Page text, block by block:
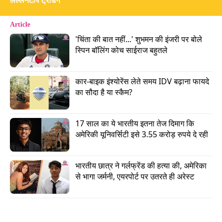
क्लासेन ने खेली तूफानी पारी
RCB के खिलाफ मैच में हेनरिक क्लासेन ने तूफानी पारी
खेली. उन्होंने 24 गेंदों पर 51 रन बनाए. इस शानदार पारी में
क्लासेन ने 2 चौके और 5 छक्के जड़े. IPL 2026 में यह
उनकी छठी फिफ्टी है. उनकी इस धमाकेदार पारी के चलते
Article
'चिंता की बात नहीं...' शुभमन की इंजरी पर बोले
स्पिन बॉलिंग कोच साईराज बहुतले
कार-बाइक इंश्योरेंस लेते समय IDV बढ़ाना फायदे
का सौदा है या स्कैम?
17 साल का ये भारतीय इतना तेज दिमाग कि
अमेरिकी यूनिवर्सिटी इसे 3.55 करोड़ रुपये दे रही
भारतीय छात्र ने गर्लफ्रेंड की हत्या की, अमेरिका
से भागा जर्मनी, एयरपोर्ट पर उतरते ही अरेस्ट